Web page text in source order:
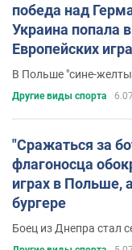
победа над
Украина попала
Европейских
В Польше "сине-
Другие виды спорта
"Сражаться за
флагоносца
играх в Польше,
бургере
Боец из Днепра стал